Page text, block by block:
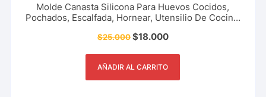
Molde Canasta Silicona Para Huevos Cocidos,
Pochados, Escalfada, Hornear, Utensilio De Cocina,
$25.000$18.000
AÑADIR AL CARRITO